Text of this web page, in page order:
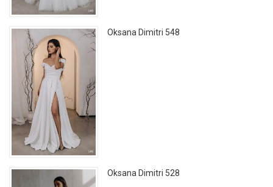
Oksana Dimitri 548
Oksana Dimitri 528